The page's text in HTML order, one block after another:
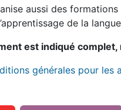
aussi des
de la
est indiqué
générales pour les